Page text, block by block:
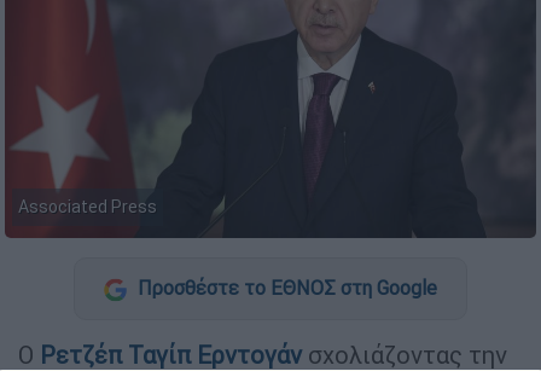
Associated Press
Προσθέστε το ΕΘΝΟΣ στη Google
Ο Ρετζέπ Ταγίπ Ερντογάνσχολιάζοντας την